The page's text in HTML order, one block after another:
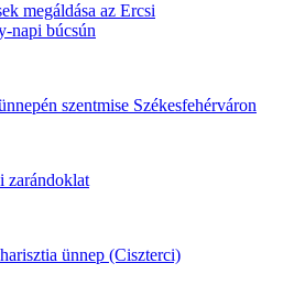
megáldása az Ercsi
napi búcsún
szentmise Székesfehérváron
zarándoklat
ünnep (Ciszterci)